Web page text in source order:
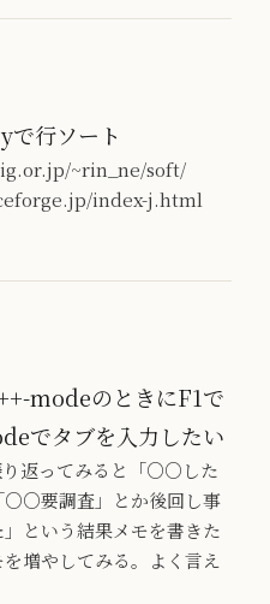
行ソート
~rin_ne/soft/
index-j.html
modeのときにF1で
でタブを入力したい
り返ってみると「○○した
要調査」とか後回し事
という結果メモを書きた
増やしてみる。よく言え